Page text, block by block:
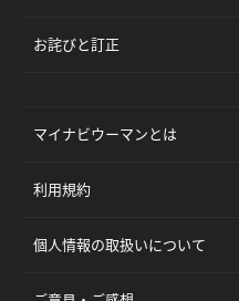
お詫びと訂正
マイナビウーマンとは
利用規約
個人情報の取扱いについて